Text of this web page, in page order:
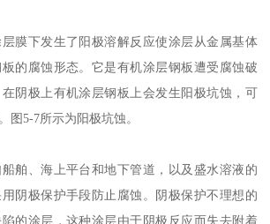
膜下发生了阳极溶解反应使涂层从金属基体
的腐蚀形态。它是有机涂层钢板遭受腐蚀破
阴极上有机涂层钢板上会发生阳极坑蚀，可
图5-7所示为阳极坑蚀。
舶、海上平台和地下管道，以及盛水溶液的
阴极保护手段防止腐蚀。阴极保护不理想的
的涂层，这种涂层由于阴极反应而失去附着